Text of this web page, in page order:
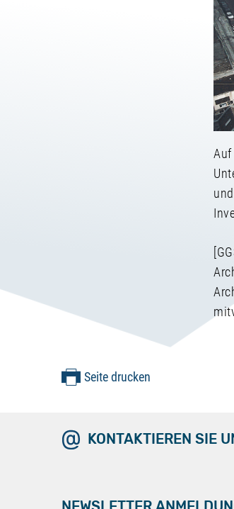
Auf
Seite drucken
KONTAKTIEREN SIE